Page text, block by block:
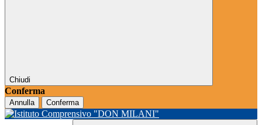
Chiudi
Conferma
Annulla Conferma